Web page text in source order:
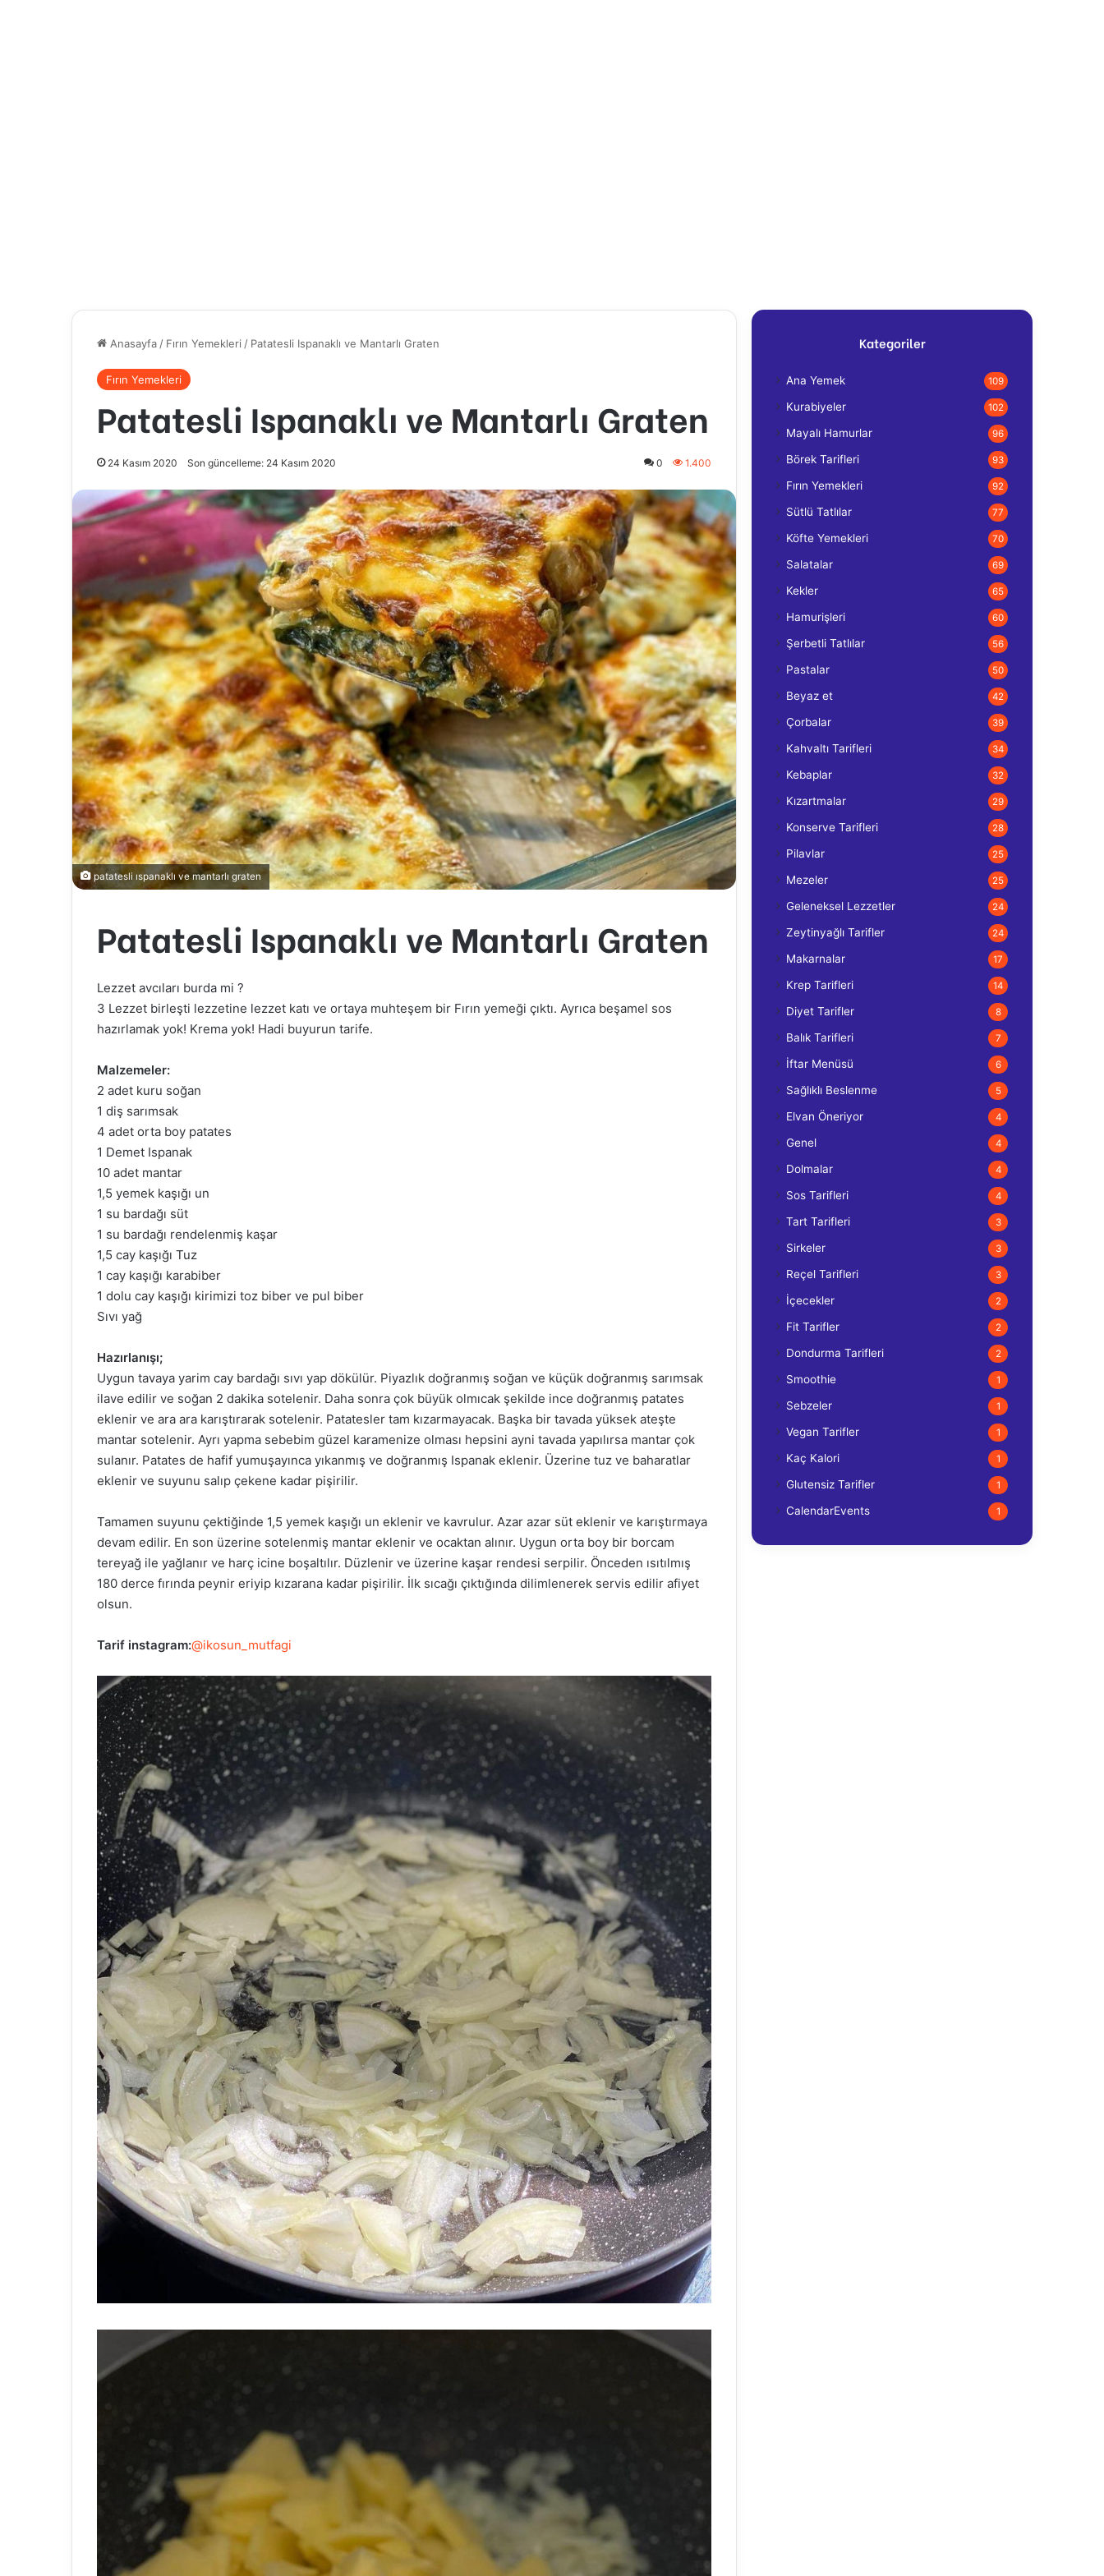
Anasayfa / Fırın Yemekleri / Patatesli Ispanaklı ve Mantarlı Graten
Fırın Yemekleri
Patatesli Ispanaklı ve Mantarlı Graten
24 Kasım 2020 Son güncelleme: 24 Kasım 2020 0 1.400
patatesli ıspanaklı ve mantarlı graten
Patatesli Ispanaklı ve Mantarlı Graten
Lezzet avcıları burda mi ?
3 Lezzet birleşti lezzetine lezzet katı ve ortaya muhteşem bir Fırın yemeği çıktı. Ayrıca beşamel sos
hazırlamak yok! Krema yok! Hadi buyurun tarife.
Malzemeler:
2 adet kuru soğan
1 diş sarımsak
4 adet orta boy patates
1 Demet Ispanak
10 adet mantar
1,5 yemek kaşığı un
1 su bardağı süt
1 su bardağı rendelenmiş kaşar
1,5 cay kaşığı Tuz
1 cay kaşığı karabiber
1 dolu cay kaşığı kirimizi toz biber ve pul biber
Sıvı yağ
Hazırlanışı;
Uygun tavaya yarim cay bardağı sıvı yap dökülür. Piyazlık doğranmış soğan ve küçük doğranmış sarımsak
ilave edilir ve soğan 2 dakika sotelenir. Daha sonra çok büyük olmıcak şekilde ince doğranmış patates
eklenir ve ara ara karıştırarak sotelenir. Patatesler tam kızarmayacak. Başka bir tavada yüksek ateşte
mantar sotelenir. Ayrı yapma sebebim güzel karamenize olması hepsini ayni tavada yapılırsa mantar çok
sulanır. Patates de hafif yumuşayınca yıkanmış ve doğranmış Ispanak eklenir. Üzerine tuz ve baharatlar
eklenir ve suyunu salıp çekene kadar pişirilir.
Tamamen suyunu çektiğinde 1,5 yemek kaşığı un eklenir ve kavrulur. Azar azar süt eklenir ve karıştırmaya
devam edilir. En son üzerine sotelenmiş mantar eklenir ve ocaktan alınır. Uygun orta boy bir borcam
tereyağ ile yağlanır ve harç icine boşaltılır. Düzlenir ve üzerine kaşar rendesi serpilir. Önceden ısıtılmış
180 derce fırında peynir eriyip kızarana kadar pişirilir. İlk sıcağı çıktığında dilimlenerek servis edilir afiyet
olsun.
Tarif instagram:@ikosun_mutfagi
Kategoriler
Ana Yemek 109
Kurabiyeler 102
Mayalı Hamurlar 96
Börek Tarifleri 93
Fırın Yemekleri 92
Sütlü Tatlılar 77
Köfte Yemekleri 70
Salatalar 69
Kekler 65
Hamurişleri 60
Şerbetli Tatlılar 56
Pastalar 50
Beyaz et 42
Çorbalar 39
Kahvaltı Tarifleri 34
Kebaplar 32
Kızartmalar 29
Konserve Tarifleri 28
Pilavlar 25
Mezeler 25
Geleneksel Lezzetler 24
Zeytinyağlı Tarifler 24
Makarnalar 17
Krep Tarifleri 14
Diyet Tarifler 8
Balık Tarifleri 7
İftar Menüsü 6
Sağlıklı Beslenme 5
Elvan Öneriyor 4
Genel 4
Dolmalar 4
Sos Tarifleri 4
Tart Tarifleri 3
Sirkeler 3
Reçel Tarifleri 3
İçecekler 2
Fit Tarifler 2
Dondurma Tarifleri 2
Smoothie 1
Sebzeler 1
Vegan Tarifler 1
Kaç Kalori 1
Glutensiz Tarifler 1
CalendarEvents 1